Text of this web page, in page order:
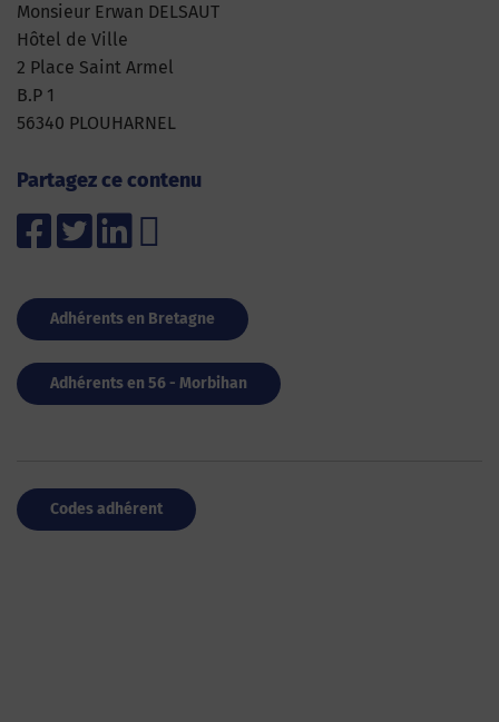
Monsieur Erwan DELSAUT
Hôtel de Ville
2 Place Saint Armel
B.P 1
56340 PLOUHARNEL
Partagez ce contenu
Adhérents en Bretagne
Adhérents en 56 - Morbihan
Codes adhérent